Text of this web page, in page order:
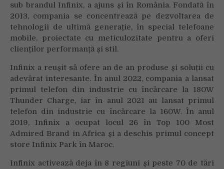
sub brandul Infinix, a ajuns și în România. Fondată în
2013, compania se concentrează pe dezvoltarea de
tehnologii de ultimă generație, în special telefoane
mobile, proiectate cu meticulozitate pentru a oferi
clienților performanță și stil.
Infinix a reușit să ofere an de an produse și soluții cu
adevărat interesante. În anul 2022, compania a lansat
primul telefon din industrie cu încărcare la 180W
Thunder Charge, iar în anul 2021 au lansat primul
telefon din industrie cu încărcare la 160W. În anul
2019, Infinix a ocupat locul 26 în Top 100 Most
Admired Brand in Africa și a deschis primul concept
store Infinix Park în Maroc.
Infinix activează deja în 8 regiuni și peste 70 de tări